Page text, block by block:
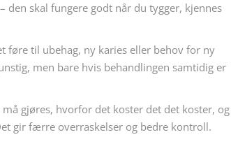
den skal fungere godt når du tygger, kjennes
føre til ubehag, ny karies eller behov for ny
men bare hvis behandlingen samtidig er
gjøres, hvorfor det koster det det koster, og
gir færre overraskelser og bedre kontroll.